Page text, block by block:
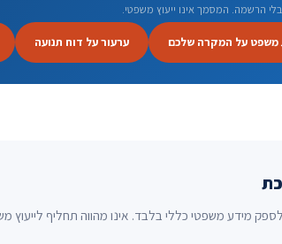
הרשמה. המסמך אינו ייעוץ משפטי.
משפט על המקרה שלכם ערעור על דוח תנועה
מידע משפטי כללי בלבד. אינו מהווה תחליף לייעוץ